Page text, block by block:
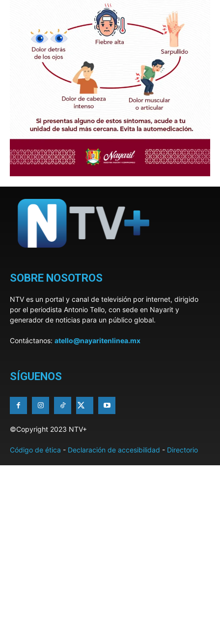
SOBRE NOSOTROS
NTV es un portal y canal de televisión por internet, dirigido
por el periodista Antonio Tello, con sede en Nayarit y
generador de noticias para un público global.
Contáctanos: atello@nayaritenlinea.mx
SÍGUENOS
©Copyright 2023 NTV+
Código de ética - Declaración de accesibilidad - Directorio